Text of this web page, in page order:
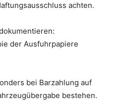
achten.
der Ausfuhrpapiere
bei Barzahlung auf
bestehen.